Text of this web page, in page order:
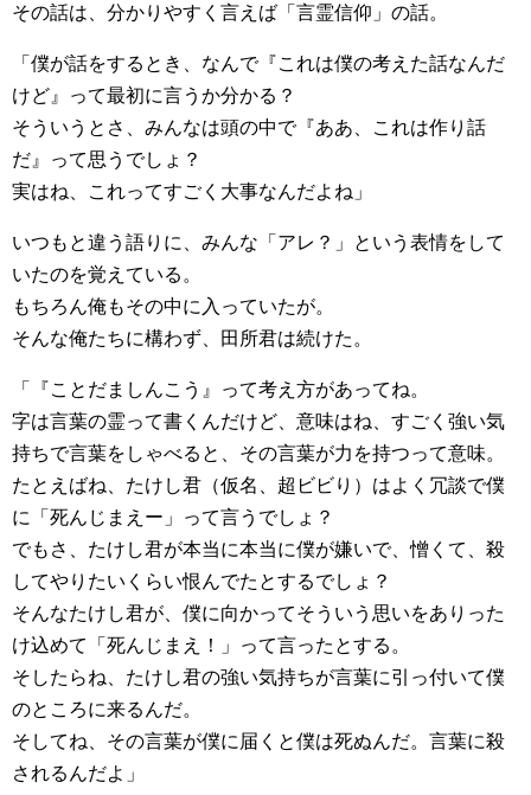
その話は、分かりやすく言えば「言霊信仰」の話。
「僕が話をするとき、なんで『これは僕の考えた話なんだ
けど』って最初に言うか分かる？
そういうとさ、みんなは頭の中で『ああ、これは作り話
だ』って思うでしょ？
実はね、これってすごく大事なんだよね」
いつもと違う語りに、みんな「アレ？」という表情をして
いたのを覚えている。
もちろん俺もその中に入っていたが。
そんな俺たちに構わず、田所君は続けた。
「『ことだましんこう』って考え方があってね。
字は言葉の霊って書くんだけど、意味はね、すごく強い気
持ちで言葉をしゃべると、その言葉が力を持つって意味。
たとえばね、たけし君（仮名、超ビビり）はよく冗談で僕
に「死んじまえー」って言うでしょ？
でもさ、たけし君が本当に本当に僕が嫌いで、憎くて、殺
してやりたいくらい恨んでたとするでしょ？
そんなたけし君が、僕に向かってそういう思いをありった
け込めて「死んじまえ！」って言ったとする。
そしたらね、たけし君の強い気持ちが言葉に引っ付いて僕
のところに来るんだ。
そしてね、その言葉が僕に届くと僕は死ぬんだ。言葉に殺
されるんだよ」